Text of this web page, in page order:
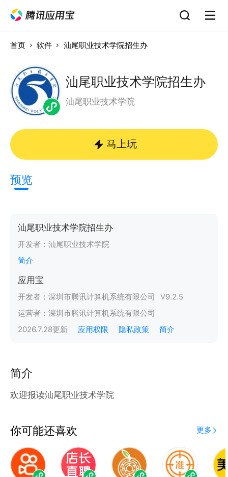
首页 软件 汕尾职业技术学院招生办
汕尾职业技术学院招生办
汕尾职业技术学院
马上玩
预览
汕尾职业技术学院招生办
开发者： 汕尾职业技术学院
简介
应用宝
开发者： 深圳市腾讯计算机系统有限公司 V9.2.5
运营者： 深圳市腾讯计算机系统有限公司
2026.7.28更新 应用权限 隐私政策 简介
简介
欢迎报读汕尾职业技术学院
你可能还喜欢 更多